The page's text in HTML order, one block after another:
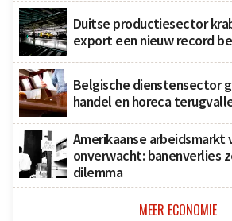
Duitse productiesector
export een nieuw record
Belgische dienstensector
handel en horeca
Amerikaanse arbeidsmarkt
onverwacht: banenverlies
dilemma
MEER ECONOMIE